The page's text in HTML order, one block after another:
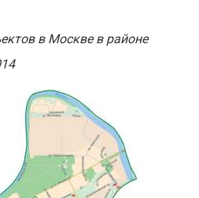
в Москве в районе